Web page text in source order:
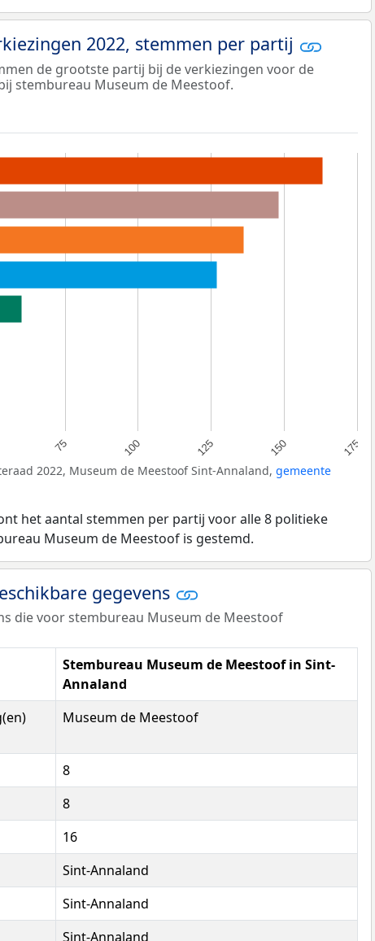
2022, stemmen per partij
de grootste partij bij de verkiezingen voor de
stembureau Museum de Meestoof.
75 100 125 150 175
2022, Museum de Meestoof Sint-Annaland, gemeente
het aantal stemmen per partij voor alle 8 politieke
Museum de Meestoof is gestemd.
gegevens
die voor stembureau Museum de Meestoof
Stembureau Museum de Meestoof in Sint-
Annaland
Museum de Meestoof
8
8
16
Sint-Annaland
Sint-Annaland
Sint-Annaland